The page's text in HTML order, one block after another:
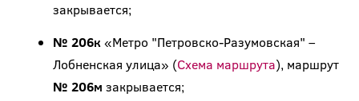
закрывается;
№ 206к«Метро "Петровско-Разумовская" –
Лобненская улица» (Схема маршрута), маршрут
№ 206м закрывается;